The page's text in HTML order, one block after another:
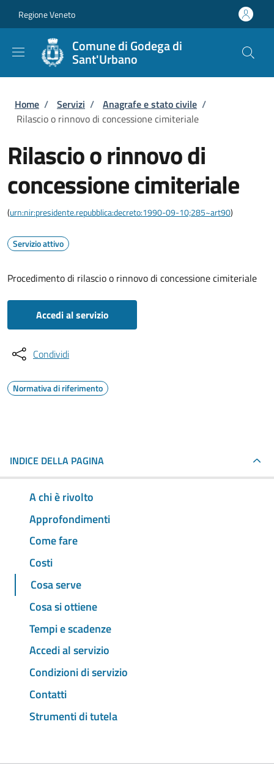
Regione Veneto
Comune di Godega di
Sant'Urbano
Briciole di pane
Home / Servizi / Anagrafe e stato civile /
Rilascio o rinnovo di concessione cimiteriale
Rilascio o rinnovo di
concessione cimiteriale
(urn:nir:presidente.repubblica:decreto:1990-09-10;285~art90)
Servizio attivo
Procedimento di rilascio o rinnovo di concessione cimiteriale
Accedi al servizio
Condividi
Normativa di riferimento
INDICE DELLA PAGINA
A chi è rivolto
Approfondimenti
Come fare
Costi
Cosa serve
Cosa si ottiene
Tempi e scadenze
Accedi al servizio
Condizioni di servizio
Contatti
Strumenti di tutela